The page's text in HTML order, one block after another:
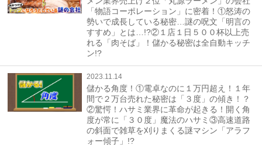
「物語コーポレーション」に密着！①怒涛の
勢いで成長している秘密…謎の呪文「明言の
すすめ」とは…!?②１店１日５００杯以上売
れる「肉そば」！儲かる秘密は全自動キッチ
ン!?
2023.11.14
儲かる角度！①電卓なのに１万円超え！１年
間で２万台売れた秘密は「３度」の傾き！？
②驚愕！ハサミ業界に革命が起きる！開く角
度が常に「３０度」魔法のハサミ③高速道路
の斜面で雑草を刈りまくる謎マシン「アラフ
ォー傾子」!?